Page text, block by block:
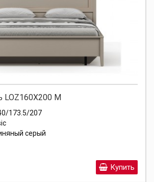
LOZ160X200 М
173.5/207
серый
Купить